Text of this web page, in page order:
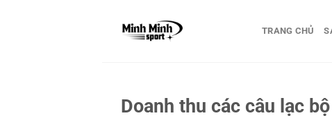
TRANG CHỦ
Doanh thu các câu lạc